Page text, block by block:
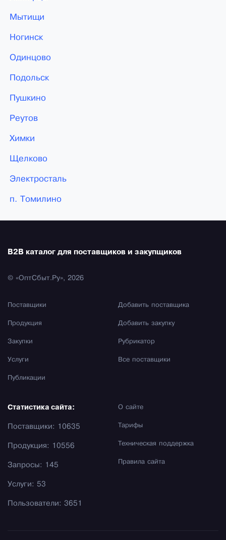
Мытищи
Ногинск
Одинцово
Подольск
Пушкино
Реутов
Химки
Щелково
Электросталь
п. Томилино
B2B каталог для поставщиков и закупщиков
© «ОптСбыт.Ру», 2026
Поставщики
Продукция
Закупки
Услуги
Публикации
Добавить поставщика
Добавить закупку
Рубрикатор
Все поставщики
О сайте
Тарифы
Техническая поддержка
Правила сайта
Статистика сайта:
Поставщики: 10635
Продукция: 10556
Запросы: 145
Услуги: 53
Пользователи: 3651